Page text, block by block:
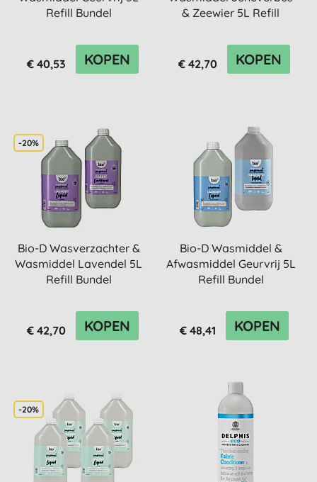
Refill Bundel
€ 40,53 KOPEN
& Zeewier 5L Refill
€ 42,70 KOPEN
-20%
Bio-D Wasverzachter &
Wasmiddel Lavendel 5L
Refill Bundel
€ 42,70 KOPEN
Bio-D Wasmiddel &
Afwasmiddel Geurvrij 5L
Refill Bundel
€ 48,41 KOPEN
-20%